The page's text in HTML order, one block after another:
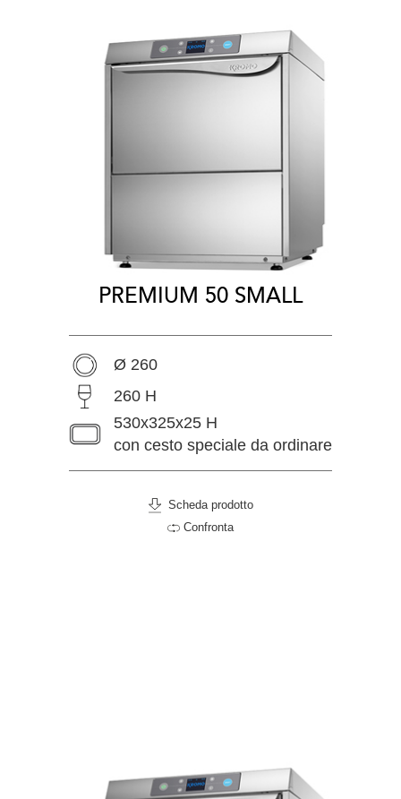
PREMIUM 50 SMALL
Ø 260
260 H
530x325x25 H
con cesto speciale da ordinare
Scheda prodotto
Confronta